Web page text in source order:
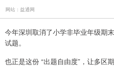
网站：益通网
今年深圳取消了小学非毕业年级期
试题。
也正是这份 “出题自由度”，让多区